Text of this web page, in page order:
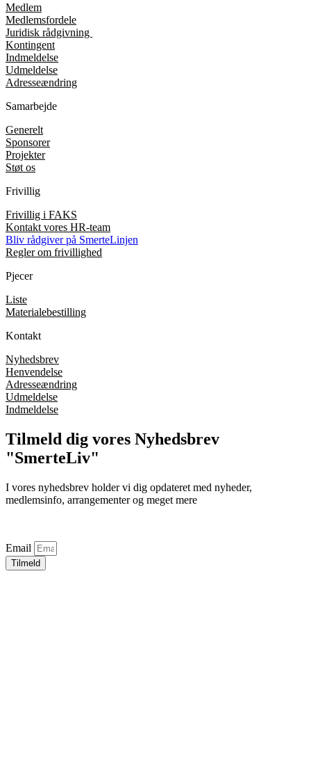
Medlem
Medlemsfordele
Juridisk rådgivning
Kontingent
Indmeldelse
Udmeldelse
Adresseændring
Samarbejde
Generelt
Sponsorer
Projekter
Støt os
Frivillig
Frivillig i FAKS
Kontakt vores HR-team
Bliv rådgiver på SmerteLinjen
Regler om frivillighed
Pjecer
Liste
Materialebestilling
Kontakt
Nyhedsbrev
Henvendelse
Adresseændring
Udmeldelse
Indmeldelse
Tilmeld dig vores Nyhedsbrev
"SmerteLiv"
I vores nyhedsbrev holder vi dig opdateret med nyheder,
medlemsinfo, arrangementer og meget mere
Email
Tilmeld